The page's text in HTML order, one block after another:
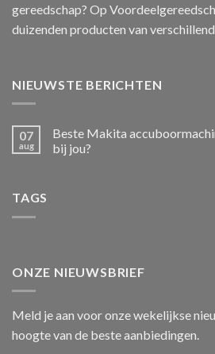
gereedschap? Op
duizenden producten van
NIEUWSTE BERICHTEN
07
aug
Beste Makita
bij jou?
TAGS
ONZE NIEUWSBRIEF
Meld je aan voor onze wekelijkse
hoogte van de beste aanbiedingen.